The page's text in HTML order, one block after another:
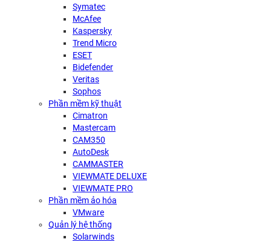
Symatec
McAfee
Kaspersky
Trend Micro
ESET
Bidefender
Veritas
Sophos
Phần mềm kỹ thuật
Cimatron
Mastercam
CAM350
AutoDesk
CAMMASTER
VIEWMATE DELUXE
VIEWMATE PRO
Phần mềm ảo hóa
VMware
Quản lý hệ thống
Solarwinds